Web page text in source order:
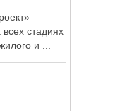
всех стадиях
и ...